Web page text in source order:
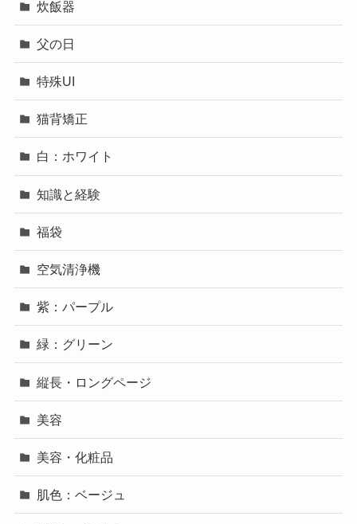
炊飯器
父の日
特殊UI
猫背矯正
白：ホワイト
知識と経験
福袋
空気清浄機
紫：パープル
緑：グリーン
縦長・ロングページ
美容
美容・化粧品
肌色：ベージュ